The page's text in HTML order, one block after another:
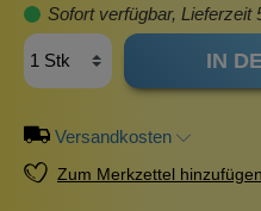
Sofort verfügbar, Lieferzeit
IN
Versandkosten
Zum Merkzettel hinzufügen